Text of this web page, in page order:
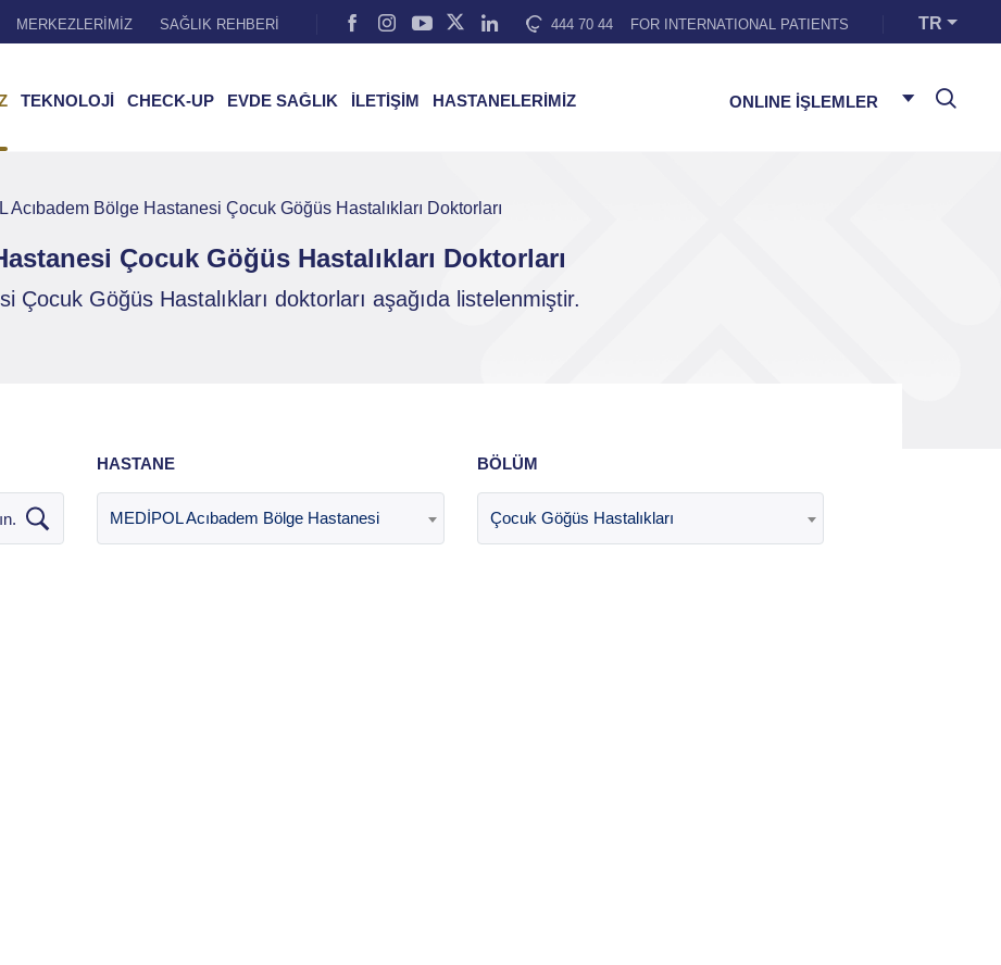
MERKEZLERİMİZ SAĞLIK REHBERİ 444 70 44 FOR INTERNATIONAL PATIENTS TR
TEKNOLOJİ CHECK-UP EVDE SAĞLIK İLETİŞİM HASTANELERİMİZ ONLINE İŞLEMLER
Acıbadem Bölge Hastanesi Çocuk Göğüs Hastalıkları Doktorları
Çocuk Göğüs Hastalıkları Doktorları
Çocuk Göğüs Hastalıkları doktorları aşağıda listelenmiştir.
HASTANE
MEDİPOL Acıbadem Bölge Hastanesi
BÖLÜM
Çocuk Göğüs Hastalıkları